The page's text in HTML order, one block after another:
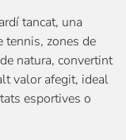
tancat, una
tennis, zones de
natura, convertint
valor afegit, ideal
esportives o